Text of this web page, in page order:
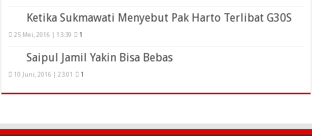
Ketika Sukmawati Menyebut Pak Harto Terlibat G30S
25 Mei, 2016 | 13:39 1
Saipul Jamil Yakin Bisa Bebas
10 Juni, 2016 | 23:01 1